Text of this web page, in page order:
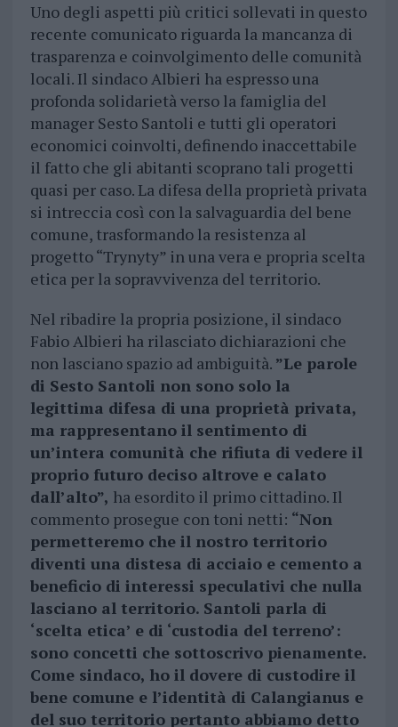
Uno degli aspetti più critici sollevati in questo
recente comunicato riguarda la mancanza di
trasparenza e coinvolgimento delle comunità
locali. Il sindaco Albieri ha espresso una
profonda solidarietà verso la famiglia del
manager Sesto Santoli e tutti gli operatori
economici coinvolti, definendo inaccettabile
il fatto che gli abitanti scoprano tali progetti
quasi per caso. La difesa della proprietà privata
si intreccia così con la salvaguardia del bene
comune, trasformando la resistenza al
progetto “Trynyty” in una vera e propria scelta
etica per la sopravvivenza del territorio.
Nel ribadire la propria posizione, il sindaco
Fabio Albieri ha rilasciato dichiarazioni che
non lasciano spazio ad ambiguità. ”Le parole
di Sesto Santoli non sono solo la
legittima difesa di una proprietà privata,
ma rappresentano il sentimento di
un’intera comunità che rifiuta di vedere il
proprio futuro deciso altrove e calato
dall’alto”, ha esordito il primo cittadino. Il
commento prosegue con toni netti: “Non
permetteremo che il nostro territorio
diventi una distesa di acciaio e cemento a
beneficio di interessi speculativi che nulla
lasciano al territorio. Santoli parla di
‘scelta etica’ e di ‘custodia del terreno’:
sono concetti che sottoscrivo pienamente.
Come sindaco, ho il dovere di custodire il
bene comune e l’identità di Calangianus e
del suo territorio pertanto abbiamo detto